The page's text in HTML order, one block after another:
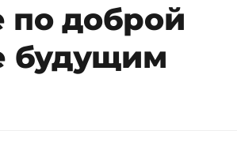
доброй
будущим